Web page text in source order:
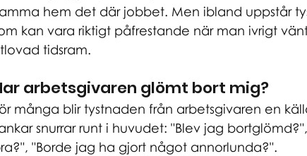
hem det där jobbet. Men ibland uppstår
kan vara riktigt påfrestande när man ivrigt
tidsram.
arbetsgivaren glömt bort mig?
många blir tystnaden från arbetsgivaren en
snurrar runt i huvudet: "Blev jag
"Borde jag ha gjort något annorlunda?".